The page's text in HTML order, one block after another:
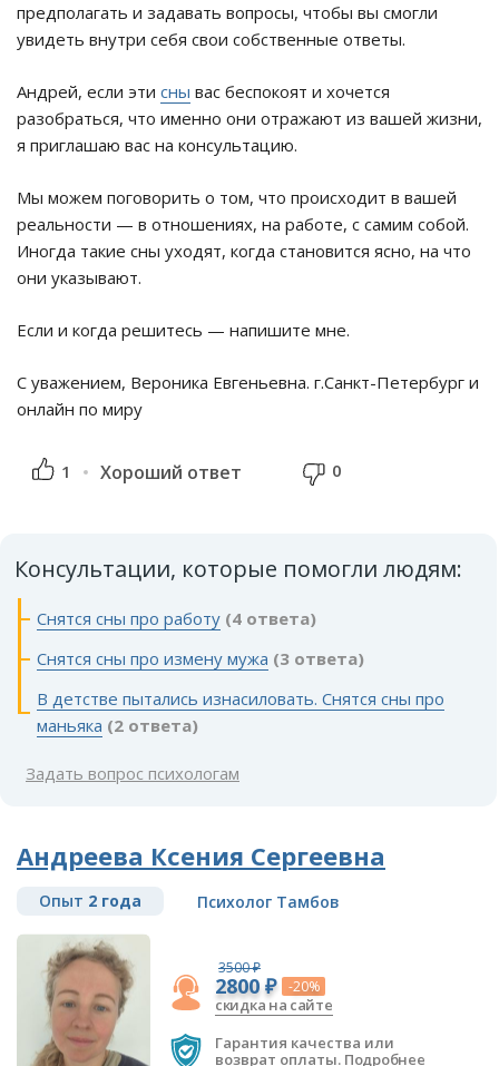
предполагать и задавать вопросы, чтобы вы смогли
увидеть внутри себя свои собственные ответы.
Андрей, если эти сны вас беспокоят и хочется
разобраться, что именно они отражают из вашей жизни,
я приглашаю вас на консультацию.
Мы можем поговорить о том, что происходит в вашей
реальности — в отношениях, на работе, с самим собой.
Иногда такие сны уходят, когда становится ясно, на что
они указывают.
Если и когда решитесь — напишите мне.
С уважением, Вероника Евгеньевна. г.Санкт-Петербург и
онлайн по миру
1 Хороший ответ 0
Консультации, которые помогли людям:
Снятся сны про работу (4 ответа)
Снятся сны про измену мужа (3 ответа)
В детстве пытались изнасиловать. Снятся сны про
маньяка (2 ответа)
Задать вопрос психологам
Андреева Ксения Сергеевна
Опыт 2 года Психолог Тамбов
3500 ₽
2800 ₽ -20%
скидка на сайте
Гарантия качества или
возврат оплаты. Подробнее